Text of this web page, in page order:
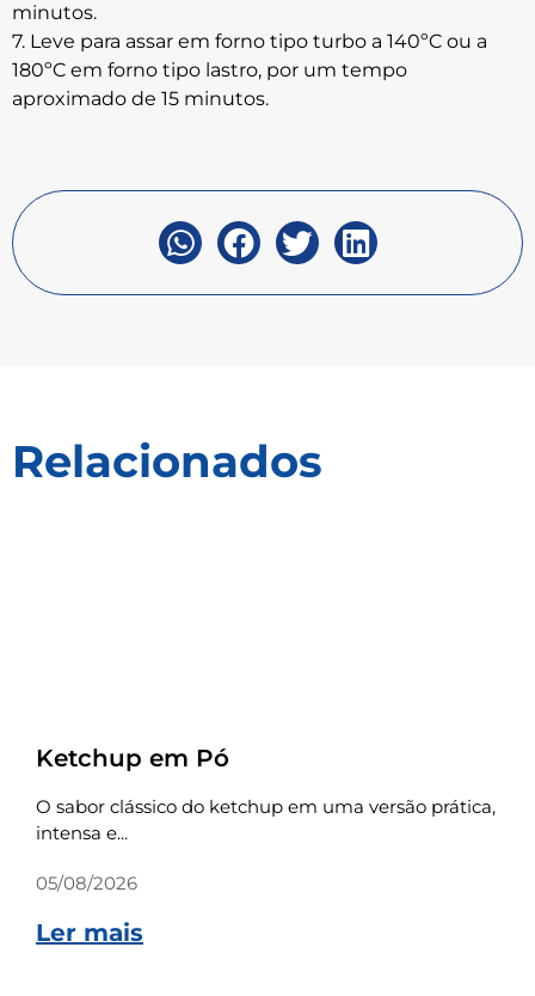
minutos.
7. Leve para assar em forno tipo turbo a 140ºC ou a
180ºC em forno tipo lastro, por um tempo
aproximado de 15 minutos.
Relacionados
Ketchup em Pó
O sabor clássico do ketchup em uma versão prática,
intensa e...
05/08/2026
Ler mais